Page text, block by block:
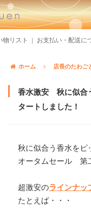
物リスト お支払い・配送に
ホーム 店長のたわご
香水激安 秋に似合
タートしました！
秋に似合う香水をピ
オータムセール 第
超激安のラインナッ
たとえば・・・